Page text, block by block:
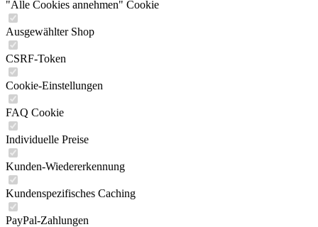
"Alle Cookies annehmen" Cookie
Ausgewählter Shop
CSRF-Token
Cookie-Einstellungen
FAQ Cookie
Individuelle Preise
Kunden-Wiedererkennung
Kundenspezifisches Caching
PayPal-Zahlungen